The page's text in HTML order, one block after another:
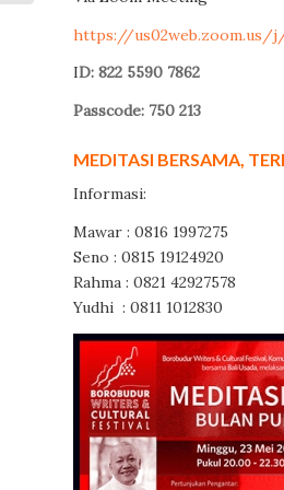
https://us02web.zoom.us/j/
ID: 822 5590 7862
Passcode: 750 213
MEDITASI BERSAMA,
Informasi:
Mawar : 0816 1997275
Seno : 0815 19124920
Rahma : 0821 42927578
Yudhi : 0811 1012830